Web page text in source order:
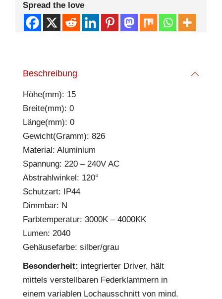
Spread the love
Beschreibung
Höhe(mm): 15
Breite(mm): 0
Länge(mm): 0
Gewicht(Gramm): 826
Material: Aluminium
Spannung: 220 – 240V AC
Abstrahlwinkel: 120°
Schutzart: IP44
Dimmbar: N
Farbtemperatur: 3000K – 4000KK
Lumen: 2040
Gehäusefarbe: silber/grau
Besonderheit: integrierter Driver, hält
mittels verstellbaren Federklammern in
einem variablen Lochausschnitt von mind.